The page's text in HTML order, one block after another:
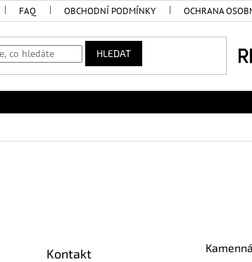
FAQ OBCHODNÍ PODMÍNKY OCHRANA
HLEDAT
Kontakt